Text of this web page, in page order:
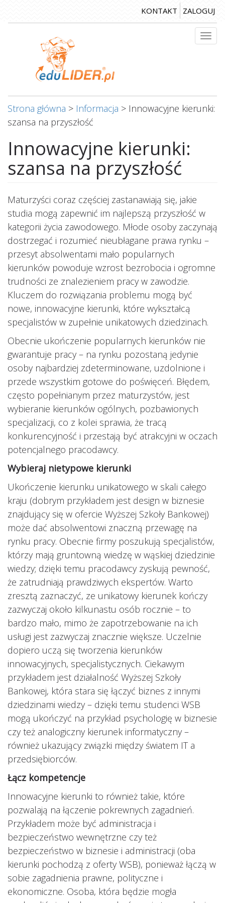
do
KONTAKT ZALOGUJ
Strona główna > Informacja > Innowacyjne kierunki:
szansa na przyszłość
Innowacyjne kierunki:
szansa na przyszłość
Maturzyści coraz częściej zastanawiają się, jakie
studia mogą zapewnić im najlepszą przyszłość w
kategorii życia zawodowego. Młode osoby zaczynają
dostrzegać i rozumieć nieubłagane prawa rynku –
przesyt absolwentami mało popularnych
kierunków powoduje wzrost bezrobocia i ogromne
trudności ze znalezieniem pracy w zawodzie.
Kluczem do rozwiązania problemu mogą być
nowe, innowacyjne kierunki, które wykształcą
specjalistów w zupełnie unikatowych dziedzinach.
Obecnie ukończenie popularnych kierunków nie
gwarantuje pracy – na rynku pozostaną jedynie
osoby najbardziej zdeterminowane, uzdolnione i
przede wszystkim gotowe do poświęceń. Błędem,
często popełnianym przez maturzystów, jest
wybieranie kierunków ogólnych, pozbawionych
specjalizacji, co z kolei sprawia, że tracą
konkurencyjność i przestają być atrakcyjni w oczach
potencjalnego pracodawcy.
Wybieraj nietypowe kierunki
Ukończenie kierunku unikatowego w skali całego
kraju (dobrym przykładem jest design w biznesie
znajdujący się w ofercie Wyższej Szkoły Bankowej)
może dać absolwentowi znaczną przewagę na
rynku pracy. Obecnie firmy poszukują specjalistów,
którzy mają gruntowną wiedzę w wąskiej dziedzinie
wiedzy; dzięki temu pracodawcy zyskują pewność,
że zatrudniają prawdziwych ekspertów. Warto
zresztą zaznaczyć, ze unikatowy kierunek kończy
zazwyczaj około kilkunastu osób rocznie – to
bardzo mało, mimo że zapotrzebowanie na ich
usługi jest zazwyczaj znacznie większe. Uczelnie
dopiero uczą się tworzenia kierunków
innowacyjnych, specjalistycznych. Ciekawym
przykładem jest działalność Wyższej Szkoły
Bankowej, która stara się łączyć biznes z innymi
dziedzinami wiedzy – dzięki temu studenci WSB
mogą ukończyć na przykład psychologię w biznesie
czy też analogiczny kierunek informatyczny –
również ukazujący związki między światem IT a
przedsiębiorców.
Łącz kompetencje
Innowacyjne kierunki to również takie, które
pozwalają na łączenie pokrewnych zagadnień.
Przykładem może być administracja i
bezpieczeństwo wewnętrzne czy też
bezpieczeństwo w biznesie i administracji (oba
kierunki pochodzą z oferty WSB), ponieważ łączą w
sobie zagadnienia prawne, polityczne i
ekonomiczne. Osoba, która będzie mogła